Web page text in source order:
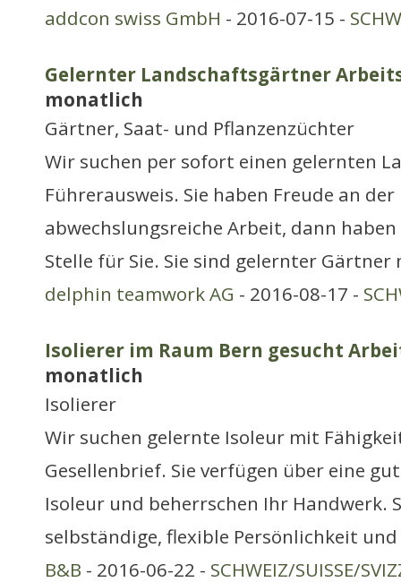
addcon swiss GmbH - 2016-07-15 -
Gelernter Landschaftsgärtner
monatlich
Gärtner, Saat- und Pflanzenzüchter
Wir suchen per sofort einen gelernten
Führerausweis. Sie haben Freude an
abwechslungsreiche Arbeit, dann
Stelle für Sie. Sie sind gelernter
delphin teamwork AG - 2016-08-17 -
Isolierer im Raum Bern gesucht
monatlich
Isolierer
Wir suchen gelernte Isoleur mit
Gesellenbrief. Sie verfügen über eine
Isoleur und beherrschen Ihr Handwerk.
selbständige, flexible Persönlichkeit
B&B - 2016-06-22 - SCHWEIZ/SUISSE/